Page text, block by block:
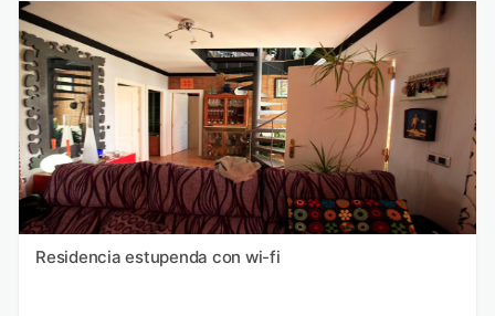
Residencia estupenda con wi-fi